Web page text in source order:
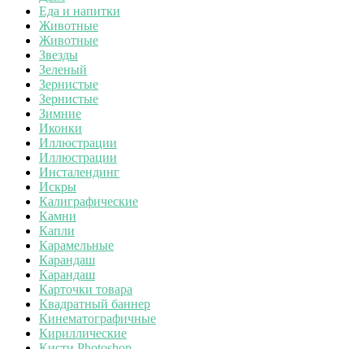
Еда и напитки
Животные
Животные
Звезды
Зеленый
Зернистые
Зернистые
Зимние
Иконки
Иллюстрации
Иллюстрации
Инсталендинг
Искры
Калиграфические
Камни
Капли
Карамельные
Карандаш
Карандаш
Карточки товара
Квадратный баннер
Кинематографичные
Кириллические